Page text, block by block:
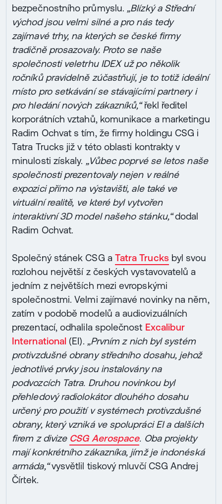
bezpečnostního průmyslu. „Blízký a Střední
východ jsou velmi silné a pro nás tedy
zajímavé trhy, na kterých se české firmy
tradičně prosazovaly. Proto se naše
společnosti veletrhu IDEX už po několik
ročníků pravidelně zúčastňují, je to totiž ideální
místo pro setkávání se stávajícími partnery i
pro hledání nových zákazníků,“řekl ředitel
korporátních vztahů, komunikace a marketingu
Radim Ochvat s tím, že firmy holdingu CSG i
Tatra Trucks již v této oblasti kontrakty v
minulosti získaly. „Vůbec poprvé se letos naše
společnosti prezentovaly nejen v reálné
expozici přímo na výstavišti, ale také ve
virtuální realitě, ve které byl vytvořen
interaktivní 3D model našeho stánku,“dodal
Radim Ochvat.
Společný stánek CSG a Tatra Trucks byl svou
rozlohou největší z českých vystavovatelů a
jedním z největších mezi evropskými
společnostmi. Velmi zajímavé novinky na něm,
zatím v podobě modelů a audiovizuálních
prezentací, odhalila společnost Excalibur
International (EI). „Prvním z nich byl systém
protivzdušné obrany středního dosahu, jehož
jednotlivé prvky jsou instalovány na
podvozcích Tatra. Druhou novinkou byl
přehledový radiolokátor dlouhého dosahu
určený pro použití v systémech protivzdušné
obrany, který vzniká ve spolupráci EI a dalších
firem z divize CSG Aerospace. Oba projekty
mají konkrétního zákazníka, jímž je indonéská
armáda,“vysvětlil tiskový mluvčí CSG Andrej
Čírtek.